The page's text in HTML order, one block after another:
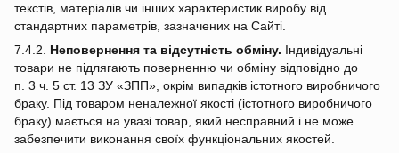
текстів, матеріалів чи інших характеристик виробу від
стандартних параметрів, зазначених на Сайті.
7.4.2. Неповернення та відсутність обміну. Індивідуальні
товари не підлягають поверненню чи обміну відповідно до
п. 3 ч. 5 ст. 13 ЗУ «ЗПП», окрім випадків істотного виробничого
браку. Під товаром неналежної якості (істотного виробничого
браку) мається на увазі товар, який несправний і не може
забезпечити виконання своїх функціональних якостей.